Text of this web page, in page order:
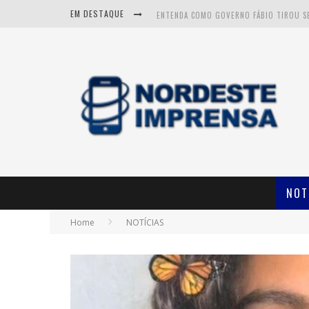
EM DESTAQUE
CNJ APROVA FIM DA APOSENTADORIA
Home NOTÍCIAS